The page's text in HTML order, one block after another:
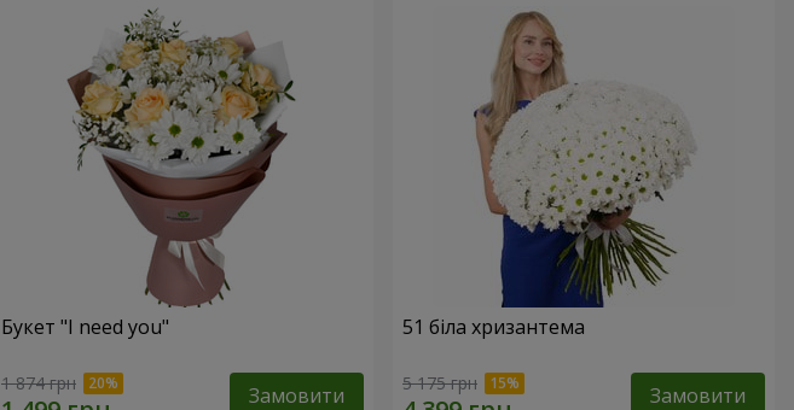
Букет "I need you"
1 874 грн Замовити
51 біла хризантема
5 175 грн Замовити